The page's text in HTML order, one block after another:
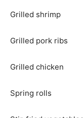
Grilled shrimp
Grilled pork ribs
Grilled chicken
Spring rolls